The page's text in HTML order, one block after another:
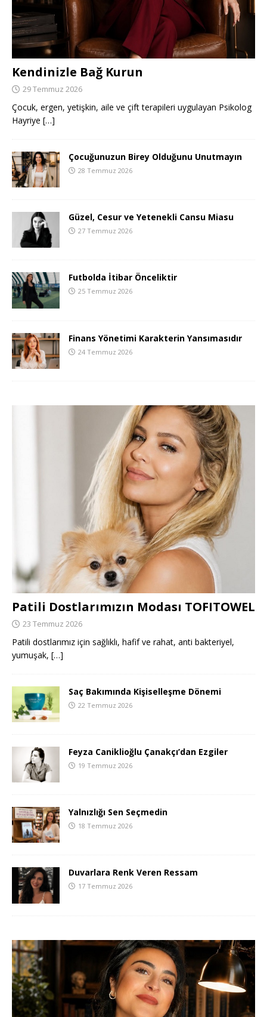
Kendinizle Bağ Kurun
29 Temmuz 2026
Çocuk, ergen, yetişkin, aile ve çift terapileri uygulayan Psikolog
Hayriye […]
Çocuğunuzun Birey Olduğunu Unutmayın
28 Temmuz 2026
Güzel, Cesur ve Yetenekli Cansu Miasu
27 Temmuz 2026
Futbolda İtibar Önceliktir
25 Temmuz 2026
Finans Yönetimi Karakterin Yansımasıdır
24 Temmuz 2026
Patili Dostlarımızın Modası TOFITOWEL
23 Temmuz 2026
Patili dostlarımız için sağlıklı, hafif ve rahat, anti bakteriyel,
yumuşak, […]
Saç Bakımında Kişiselleşme Dönemi
22 Temmuz 2026
Feyza Caniklioğlu Çanakçı’dan Ezgiler
19 Temmuz 2026
Yalnızlığı Sen Seçmedin
18 Temmuz 2026
Duvarlara Renk Veren Ressam
17 Temmuz 2026